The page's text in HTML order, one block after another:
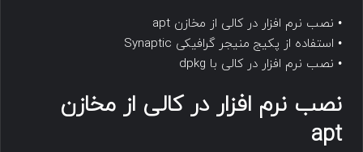
• نصب نرم افزار در کالی از مخازن apt
• استفاده از پکیج منیجر گرافیکی Synaptic
• نصب نرم افزار در کالی با dpkg
نصب نرم افزار در کالی از مخازن
apt